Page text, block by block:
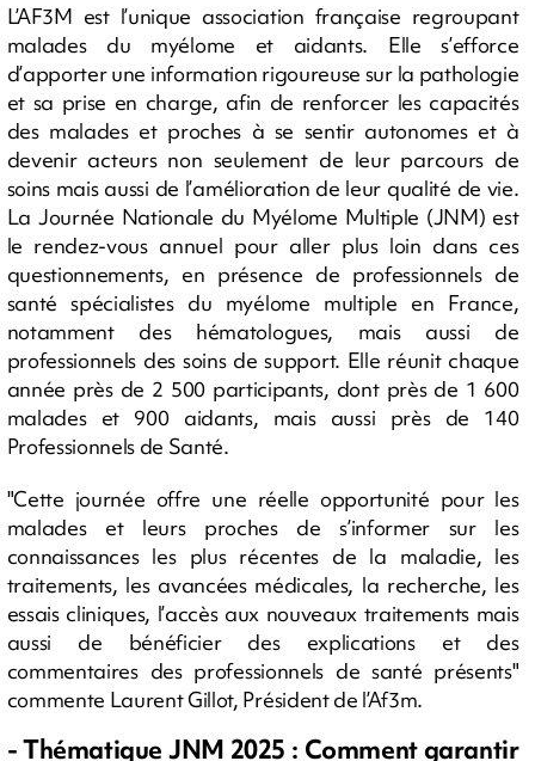
L’AF3M est l’unique association française regroupant
malades du myélome et aidants. Elle s’efforce
d’apporter une information rigoureuse sur la pathologie
et sa prise en charge, afin de renforcer les capacités
des malades et proches à se sentir autonomes et à
devenir acteurs non seulement de leur parcours de
soins mais aussi de l’amélioration de leur qualité de vie.
La Journée Nationale du Myélome Multiple (JNM) est
le rendez-vous annuel pour aller plus loin dans ces
questionnements, en présence de professionnels de
santé spécialistes du myélome multiple en France,
notamment des hématologues, mais aussi de
professionnels des soins de support. Elle réunit chaque
année près de 2 500 participants, dont près de 1 600
malades et 900 aidants, mais aussi près de 140
Professionnels de Santé.
"Cette journée offre une réelle opportunité pour les
malades et leurs proches de s’informer sur les
connaissances les plus récentes de la maladie, les
traitements, les avancées médicales, la recherche, les
essais cliniques, l’accès aux nouveaux traitements mais
aussi de bénéficier des explications et des
commentaires des professionnels de santé présents"
commente Laurent Gillot, Président de l’Af3m.
- Thématique JNM 2025 : Comment garantir